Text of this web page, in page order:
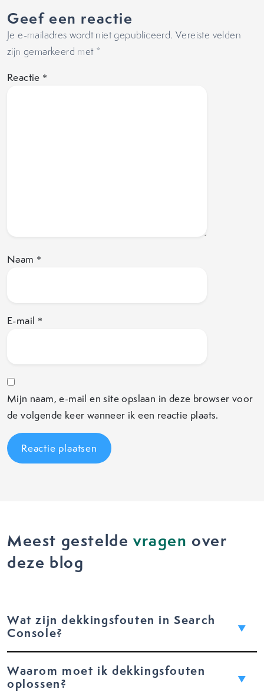
Geef een reactie
Je e-mailadres wordt niet gepubliceerd. Vereiste velden
zijn gemarkeerd met *
Reactie *
Naam *
E-mail *
Mijn naam, e-mail en site opslaan in deze browser voor
de volgende keer wanneer ik een reactie plaats.
Meest gesteldevragen over
deze blog
Wat zijn dekkingsfouten in Search
Console?
Waarom moet ik dekkingsfouten
oplossen?